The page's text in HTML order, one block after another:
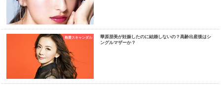
熱愛スキャンダル
華原朋美が妊娠したのに結婚しないの？高齢出産後はシ
ングルマザーか？